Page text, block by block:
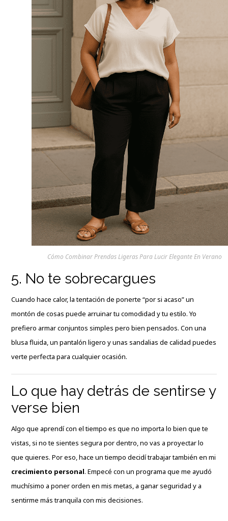
Cómo Combinar Prendas Ligeras Para Lucir Elegante En Verano
5. No te sobrecargues
Cuando hace calor, la tentación de ponerte “por si acaso” un
montón de cosas puede arruinar tu comodidad y tu estilo. Yo
prefiero armar conjuntos simples pero bien pensados. Con una
blusa fluida, un pantalón ligero y unas sandalias de calidad puedes
verte perfecta para cualquier ocasión.
Lo que hay detrás de sentirse y
verse bien
Algo que aprendí con el tiempo es que no importa lo bien que te
vistas, si no te sientes segura por dentro, no vas a proyectar lo
que quieres. Por eso, hace un tiempo decidí trabajar también en mi
crecimiento personal. Empecé con un programa que me ayudó
muchísimo a poner orden en mis metas, a ganar seguridad y a
sentirme más tranquila con mis decisiones.